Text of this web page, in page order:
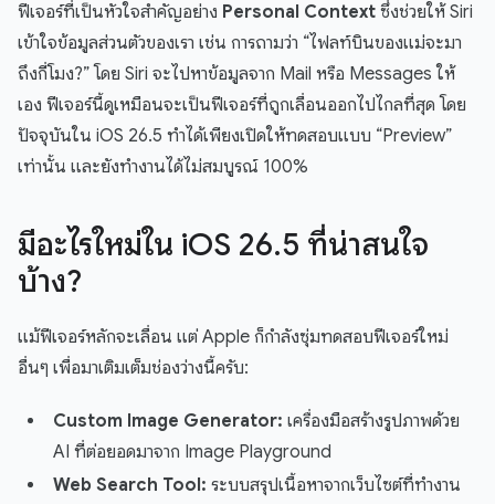
ฟีเจอร์ที่เป็นหัวใจสำคัญอย่าง Personal Context ซึ่งช่วยให้ Siri
เข้าใจข้อมูลส่วนตัวของเรา เช่น การถามว่า “ไฟลท์บินของแม่จะมา
ถึงกี่โมง?” โดย Siri จะไปหาข้อมูลจาก Mail หรือ Messages ให้
เอง ฟีเจอร์นี้ดูเหมือนจะเป็นฟีเจอร์ที่ถูกเลื่อนออกไปไกลที่สุด โดย
ปัจจุบันใน iOS 26.5 ทำได้เพียงเปิดให้ทดสอบแบบ “Preview”
เท่านั้น และยังทำงานได้ไม่สมบูรณ์ 100%
มีอะไรใหม่ใน iOS 26.5 ที่น่าสนใจ
บ้าง?
แม้ฟีเจอร์หลักจะเลื่อน แต่ Apple ก็กำลังซุ่มทดสอบฟีเจอร์ใหม่
อื่นๆ เพื่อมาเติมเต็มช่องว่างนี้ครับ:
Custom Image Generator: เครื่องมือสร้างรูปภาพด้วย
AI ที่ต่อยอดมาจาก Image Playground
Web Search Tool: ระบบสรุปเนื้อหาจากเว็บไซต์ที่ทำงาน